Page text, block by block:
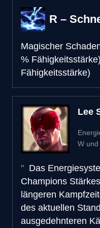
R –
Magischer
% Fähigkeitsstärke)
Fähigkeitsstärke)
Lee
W und
Das
Champions
längeren
des aktuellen
ausgedehnteren